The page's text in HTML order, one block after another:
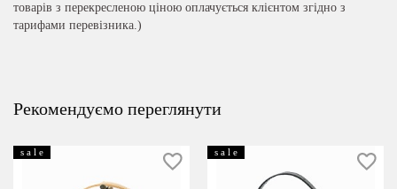
товарів з перекресленою ціною оплачується клієнтом згідно з
тарифами перевізника.)
Рекомендуємо переглянути
s a l e s a l e